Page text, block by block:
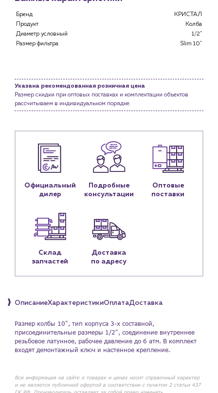
Предприятиям и юр.лицам
Услуги
Водоснабжение и теплоснабжение
Сервис и обслуживание инженерных систем
Портфолио
Новости
Блог
Контактные данные
Наши партнёры
Чат-бот
Пн – пт: 9:00 – 18:00
sales@profpotok.ru
г. Краснодар, ул. Российская, 63
Бренд
КРИСТАЛ
Продукт
Колба
Диаметр условный
1/2"
Размер фильтра
Slim 10"
Указана рекомендованная розничная цена
Размер скидки при оптовых поставках и комплектации объектов
рассчитываем в индивидуальном порядке.
Официальный
дилер
Подробные
консультации
Оптовые
поставки
Склад
запчастей
Доставка
по адресу
ОписаниеХарактеристикиОплатаДоставка
Размер колбы 10", тип корпуса 3-х составной,
присоединительные размеры 1/2", соединение внутреннее
резьбовое латунное, рабочее давление до 6 атм. В комплект
входят демонтажный ключ и настенное крепление.
Вся информация на сайте о товарах и ценах носит справочный характер
и не является публичной офертой в соответствии с пунктом 2 статьи 437